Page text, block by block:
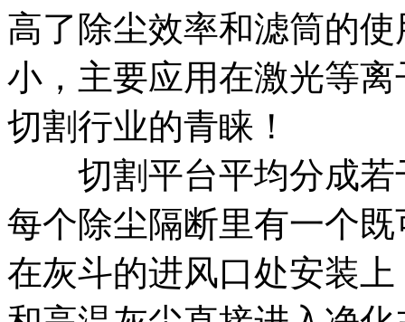
高了除尘效率和滤筒的
小，主要应用在激光等
切割行业的青睐！
切割平台平均分成若
每个除尘隔断里有一个
在灰斗的进风口处安装